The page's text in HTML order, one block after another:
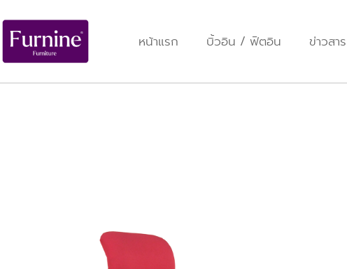
หน้าแรก บิ้วอิน / ฟิตอิน ข่าวสาร